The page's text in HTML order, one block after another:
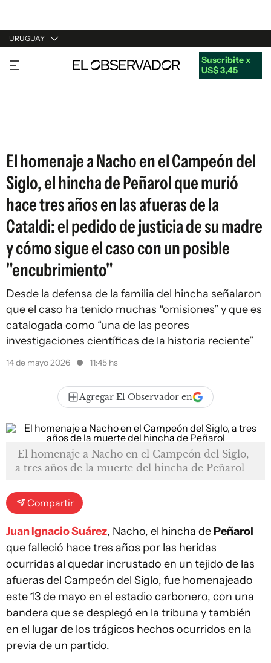
URUGUAY
URUGUAY
ARGENTINA
Suscribite x
US$ 3,45
El homenaje a Nacho en el Campeón del
Siglo, el hincha de Peñarol que murió
hace tres años en las afueras de la
Cataldi: el pedido de justicia de su madre
y cómo sigue el caso con un posible
"encubrimiento"
Desde la defensa de la familia del hincha señalaron
que el caso ha tenido muchas “omisiones” y que es
catalogada como “una de las peores
investigaciones científicas de la historia reciente”
14 de mayo 2026 11:45 hs
Agregar El Observador en
El homenaje a Nacho en el Campeón del Siglo,
a tres años de la muerte del hincha de Peñarol
Compartir
Juan Ignacio Suárez, Nacho, el hincha de Peñarol
que falleció hace tres años por las heridas
ocurridas al quedar incrustado en un tejido de las
afueras del Campeón del Siglo, fue homenajeado
este 13 de mayo en el estadio carbonero, con una
bandera que se desplegó en la tribuna y también
en el lugar de los trágicos hechos ocurridos en la
previa de un partido.